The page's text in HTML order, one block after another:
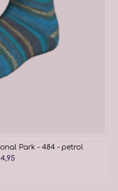
Park - 484 - petrol